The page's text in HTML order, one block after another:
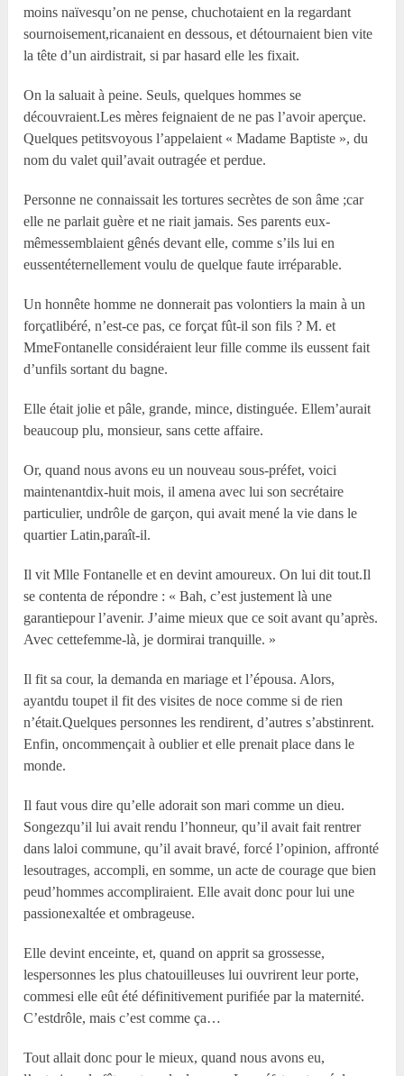
moins naïvesqu’on ne pense, chuchotaient en la regardant
sournoisement,ricanaient en dessous, et détournaient bien vite
la tête d’un airdistrait, si par hasard elle les fixait.
On la saluait à peine. Seuls, quelques hommes se
découvraient.Les mères feignaient de ne pas l’avoir aperçue.
Quelques petitsvoyous l’appelaient « Madame Baptiste », du
nom du valet quil’avait outragée et perdue.
Personne ne connaissait les tortures secrètes de son âme ;car
elle ne parlait guère et ne riait jamais. Ses parents eux-
mêmessemblaient gênés devant elle, comme s’ils lui en
eussentéternellement voulu de quelque faute irréparable.
Un honnête homme ne donnerait pas volontiers la main à un
forçatlibéré, n’est-ce pas, ce forçat fût-il son fils ? M. et
MmeFontanelle considéraient leur fille comme ils eussent fait
d’unfils sortant du bagne.
Elle était jolie et pâle, grande, mince, distinguée. Ellem’aurait
beaucoup plu, monsieur, sans cette affaire.
Or, quand nous avons eu un nouveau sous-préfet, voici
maintenantdix-huit mois, il amena avec lui son secrétaire
particulier, undrôle de garçon, qui avait mené la vie dans le
quartier Latin,paraît-il.
Il vit Mlle Fontanelle et en devint amoureux. On lui dit tout.Il
se contenta de répondre : « Bah, c’est justement là une
garantiepour l’avenir. J’aime mieux que ce soit avant qu’après.
Avec cettefemme-là, je dormirai tranquille. »
Il fit sa cour, la demanda en mariage et l’épousa. Alors,
ayantdu toupet il fit des visites de noce comme si de rien
n’était.Quelques personnes les rendirent, d’autres s’abstinrent.
Enfin, oncommençait à oublier et elle prenait place dans le
monde.
Il faut vous dire qu’elle adorait son mari comme un dieu.
Songezqu’il lui avait rendu l’honneur, qu’il avait fait rentrer
dans laloi commune, qu’il avait bravé, forcé l’opinion, affronté
lesoutrages, accompli, en somme, un acte de courage que bien
peud’hommes accompliraient. Elle avait donc pour lui une
passionexaltée et ombrageuse.
Elle devint enceinte, et, quand on apprit sa grossesse,
lespersonnes les plus chatouilleuses lui ouvrirent leur porte,
commesi elle eût été définitivement purifiée par la maternité.
C’estdrôle, mais c’est comme ça…
Tout allait donc pour le mieux, quand nous avons eu,